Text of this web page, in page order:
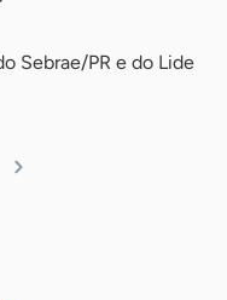
Sebrae/PR e do Lide